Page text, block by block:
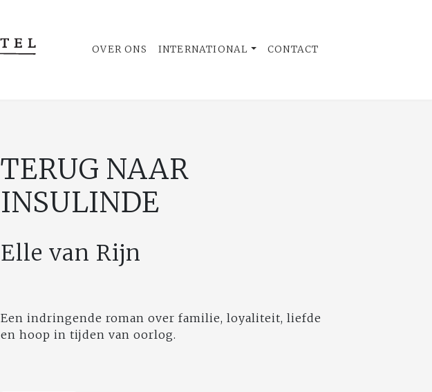
OVER ONS INTERNATIONAL CONTACT
TERUG NAAR
INSULINDE
Elle van Rijn
Een indringende roman over familie, loyaliteit, liefde
en hoop in tijden van oorlog.